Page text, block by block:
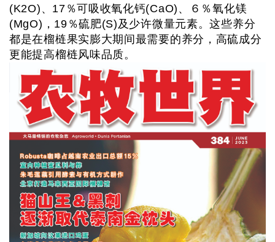
(K2O)、17％可吸收氧化钙(CaO)、６％氧化镁
(MgO)，19％硫肥(S)及少许微量元素。这些养分
都是在榴梿果实膨大期间最需要的养分，高硫成分
更能提高榴梿风味品质。